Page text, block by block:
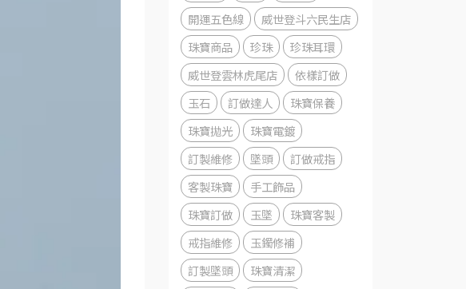
開運五色線
威世登斗六民生店
珠寶商品
珍珠
珍珠耳環
威世登雲林虎尾店
依樣訂做
玉石
訂做達人
珠寶保養
珠寶拋光
珠寶電鍍
訂製維修
墜頭
訂做戒指
客製珠寶
手工飾品
珠寶訂做
玉墜
珠寶客製
戒指維修
玉鐲修補
訂製墜頭
珠寶清潔